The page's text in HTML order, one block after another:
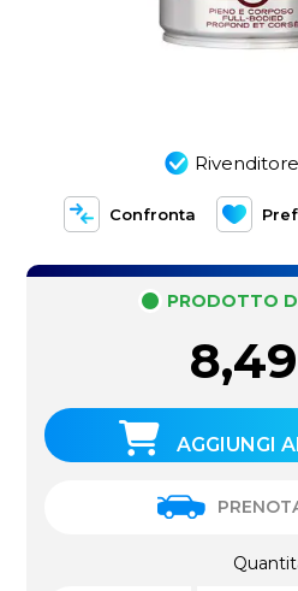
Confronta
PRODOTTO
8,49
AGGIUNGI